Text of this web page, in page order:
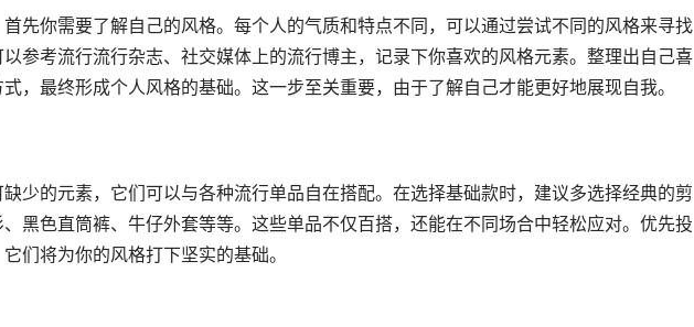
先你需要了解自己的风格。每个人的气质和特点不同，可以通过尝试不同的风格来寻找
参考流行流行杂志、社交媒体上的流行博主，记录下你喜欢的风格元素。整理出自己喜
，最终形成个人风格的基础。这一步至关重要，由于了解自己才能更好地展现自我。
少的元素，它们可以与各种流行单品自在搭配。在选择基础款时，建议多选择经典的剪
黑色直筒裤、牛仔外套等等。这些单品不仅百搭，还能在不同场合中轻松应对。优先投
们将为你的风格打下坚实的基础。